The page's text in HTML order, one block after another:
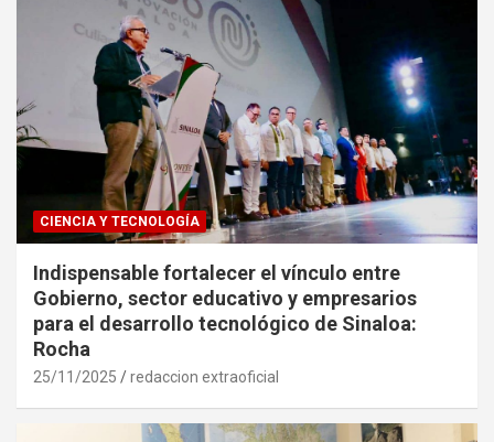
CIENCIA Y TECNOLOGÍA
Indispensable fortalecer el vínculo entre
Gobierno, sector educativo y empresarios
para el desarrollo tecnológico de Sinaloa:
Rocha
25/11/2025 redaccion extraoficial